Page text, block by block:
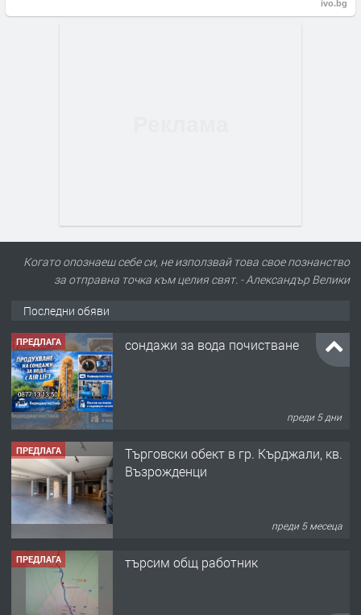
ivo.bg
Когато опознаеш себе си, не използвай това свое познанство
за отправна точка към целия свят. - Александър Велики
Последни обяви
ПРЕДЛАГА сондажи за вода почистване
преди 5 дни
ПРЕДЛАГА
Tърговски обект в гр. Кърджали, кв.
Възрожденци
преди 5 месеца
ПРЕДЛАГА търсим общ работник